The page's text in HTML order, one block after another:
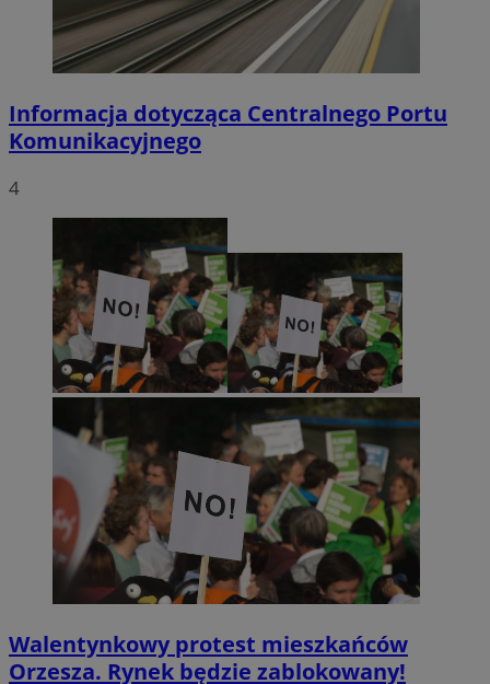
Informacja dotycząca Centralnego Portu
Komunikacyjnego
4
Walentynkowy protest mieszkańców
Orzesza. Rynek będzie zablokowany!